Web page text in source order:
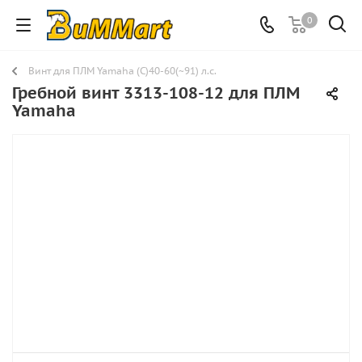
0
Винт для ПЛМ Yamaha (C)40-60(~91) л.с.
Гребной винт 3313-108-12 для ПЛМ
Yamaha